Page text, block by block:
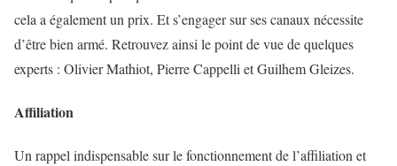
cela a également un prix. Et s’engager sur ses canaux nécessite
d’être bien armé. Retrouvez ainsi le point de vue de quelques
experts : Olivier Mathiot, Pierre Cappelli et Guilhem Gleizes.
Affiliation
Un rappel indispensable sur le fonctionnement de l’affiliation et